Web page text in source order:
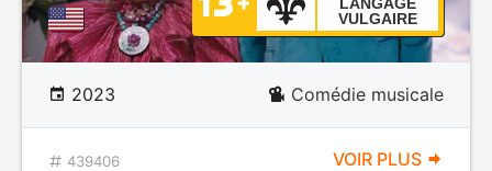
VULGAIRE
2023 Comédie musicale
439406 VOIR PLUS